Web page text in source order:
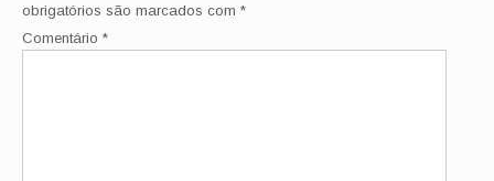
obrigatórios são marcados com *
Comentário *